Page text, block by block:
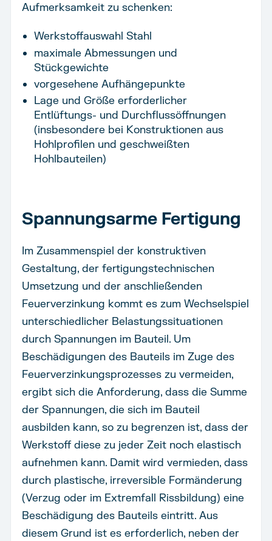
Aufmerksamkeit zu schenken:
Werkstoffauswahl Stahl
maximale Abmessungen und
Stückgewichte
vorgesehene Aufhängepunkte
Lage und Größe erforderlicher
Entlüftungs- und Durchflussöffnungen
(insbesondere bei Konstruktionen aus
Hohlprofilen und geschweißten
Hohlbauteilen)
Spannungsarme Fertigung
Im Zusammenspiel der konstruktiven
Gestaltung, der fertigungstechnischen
Umsetzung und der anschließenden
Feuerverzinkung kommt es zum Wechselspiel
unterschiedlicher Belastungssituationen
durch Spannungen im Bauteil. Um
Beschädigungen des Bauteils im Zuge des
Feuerverzinkungsprozesses zu vermeiden,
ergibt sich die Anforderung, dass die Summe
der Spannungen, die sich im Bauteil
ausbilden kann, so zu begrenzen ist, dass der
Werkstoff diese zu jeder Zeit noch elastisch
aufnehmen kann. Damit wird vermieden, dass
durch plastische, irreversible Formänderung
(Verzug oder im Extremfall Rissbildung) eine
Beschädigung des Bauteils eintritt. Aus
diesem Grund ist es erforderlich, neben der